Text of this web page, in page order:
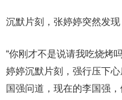
沉默片刻，张婷婷突然发
“你刚才不是说请我吃烧烤
婷婷沉默片刻，强行压下
国强问道，现在的李国强